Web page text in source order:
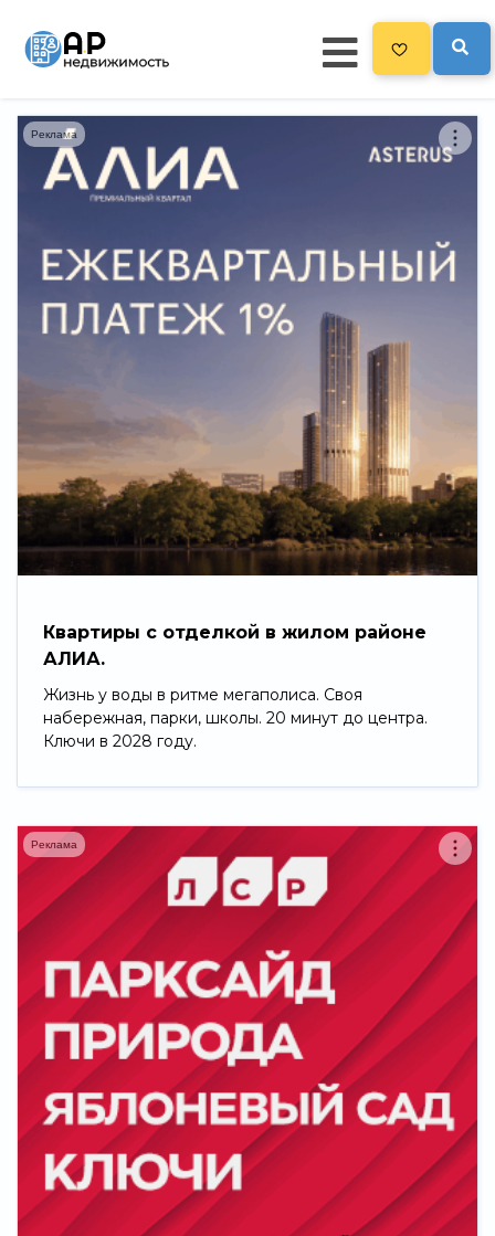
Главная
Все новостройки 3300
Блог
Черный список ЖК
Политика конфиденциальности
Квартиры с отделкой в жилом районе
АЛИА.
Жизнь у воды в ритме мегаполиса. Своя
набережная, парки, школы. 20 минут до центра.
Ключи в 2028 году.
Реклама
Реклама